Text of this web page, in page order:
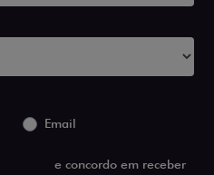
Email
e concordo em receber